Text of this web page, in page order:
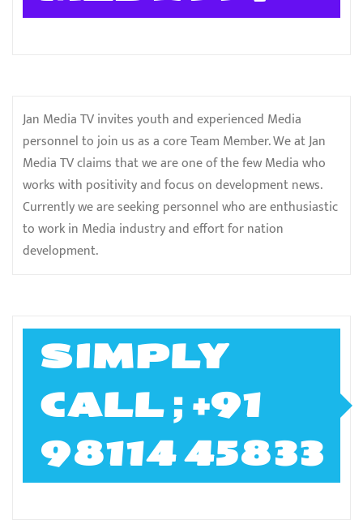
Jan Media TV invites youth and experienced Media
personnel to join us as a core Team Member. We at Jan
Media TV claims that we are one of the few Media who
works with positivity and focus on development news.
Currently we are seeking personnel who are enthusiastic
to work in Media industry and effort for nation
development.
SIMPLY
CALL ; +91
98114 45833